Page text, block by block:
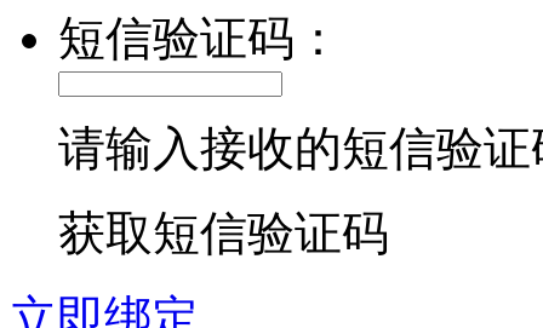
短信验证码：
请输入接收的短信验证
获取短信验证码
立即绑定